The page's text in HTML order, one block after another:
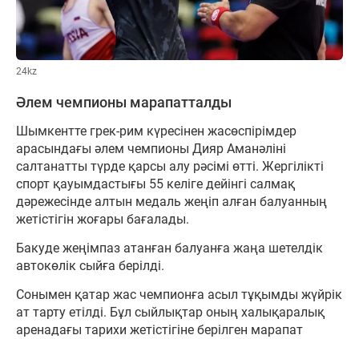
24kz
Әлем чемпионы марапатталды
Шымкентте грек-рим күресінен жасөспірімдер
арасындағы әлем чемпионы Дияр Аманәліні
салтанатты түрде қарсы алу рәсімі өтті. Жергілікті
спорт қауымдастығы 55 келіге дейінгі салмақ
дәрежесінде алтын медаль жеңіп алған балуанның
жетістігін жоғары бағалады.
Бакуде жеңімпаз атанған балуанға жаңа шетелдік
автокөлік сыйға берілді.
Сонымен қатар жас чемпионға асыл тұқымды жүйрік
ат тарту етілді. Бұл сыйлықтар оның халықаралық
аренадағы тарихи жетістігіне берілген марапат